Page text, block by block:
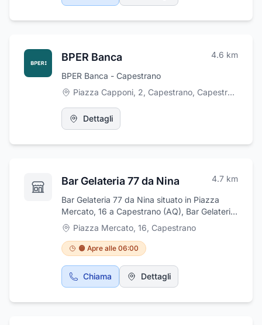
BPER Banca 4.6 km
BPER Banca - Capestrano
Piazza Capponi, 2, Capestrano, Capestrano
Dettagli
Bar Gelateria 77 da Nina 4.7 km
Bar Gelateria 77 da Nina situato in Piazza
Mercato, 16 a Capestrano (AQ), Bar Gelateria
77 da Nina è il punto di riferimento per chi
cerca una pausa all’insegna della dolcezza e
della qualità. Con una lunga tradizione nel
preparare gelati artigianali, ogni prodotto è
realizzato con ingredienti freschi e selezionati,
per garantire un gusto unico e autentico.Il bar
gusti, preparati ogni giorno con amore e
Piazza Mercato, 16, Capestrano
🟠 Apre alle 06:00
Chiama Dettagli